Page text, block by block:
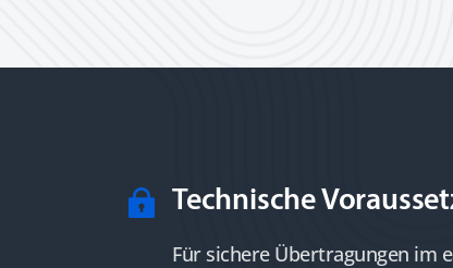
Technische
Für sichere Übertragungen im